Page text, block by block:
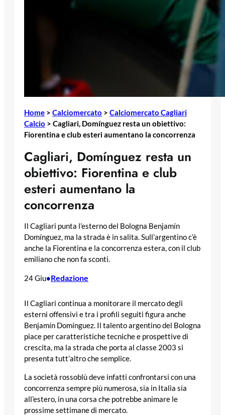
Home > Calciomercato > Calciomercato Cagliari
Calcio > Cagliari, Domínguez resta un obiettivo:
Fiorentina e club esteri aumentano la concorrenza
Cagliari, Domínguez resta un
obiettivo: Fiorentina e club
esteri aumentano la
concorrenza
Il Cagliari punta l’esterno del Bologna Benjamín
Domínguez, ma la strada è in salita. Sull’argentino c’è
anche la Fiorentina e la concorrenza estera, con il club
emiliano che non fa sconti.
24 Giu•Redazione
Il Cagliari continua a monitorare il mercato degli
esterni offensivi e tra i profili seguiti figura anche
Benjamín Domínguez. Il talento argentino del Bologna
piace per caratteristiche tecniche e prospettive di
crescita, ma la strada che porta al classe 2003 si
presenta tutt’altro che semplice.
La società rossoblù deve infatti confrontarsi con una
concorrenza sempre più numerosa, sia in Italia sia
all’estero, in una corsa che potrebbe animare le
prossime settimane di mercato.